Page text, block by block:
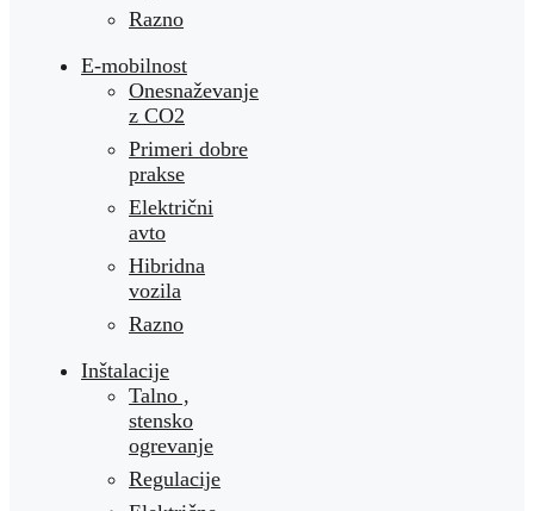
Razno
E-mobilnost
Onesnaževanje
z CO2
Primeri dobre
prakse
Električni
avto
Hibridna
vozila
Razno
Inštalacije
Talno ,
stensko
ogrevanje
Regulacije